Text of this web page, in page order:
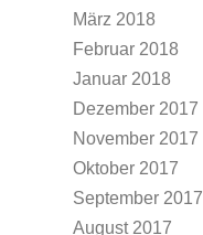
März 2018
Februar 2018
Januar 2018
Dezember 2017
November 2017
Oktober 2017
September 2017
August 2017